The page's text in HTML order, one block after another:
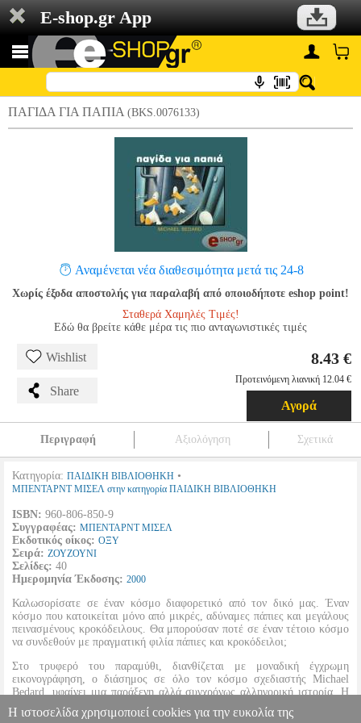
E-shop.gr App
ΠΑΓΙΔΑ ΓΙΑ ΠΑΠΙΑ (BKS.0076133)
Αναμένεται νέα διαθεσιμότητα μετά τις 24-8
Χωρίς έξοδα αποστολής για παραλαβή από οποιοδήποτε eshop point!
Σταθερά Χαμηλές Τιμές!
Εδώ θα βρείτε κάθε μέρα τις πιο ανταγωνιστικές τιμές
Wishlist
Share
8.43 €
Προτεινόμενη λιανική 12.04 €
Αγορά
Περιγραφή Αξιολόγηση Σχετικά
Κατηγορία: ΠΑΙΔΙΚΗ ΒΙΒΛΙΟΘΗΚΗ •
ΜΠΕΝΤΑΡΝΤ ΜΙΣΕΛ στην κατηγορία ΠΑΙΔΙΚΗ ΒΙΒΛΙΟΘΗΚΗ
ISBN: 960-806-850-9
Συγγραφέας: ΜΠΕΝΤΑΡΝΤ ΜΙΣΕΛ
Εκδοτικός οίκος: ΟΞΥ
Σειρά: ΖΟΥΖΟΥΝΙ
Σελίδες: 40
Ημερομηνία Έκδοσης: 2000
Καλωσορίσατε σε έναν κόσμο διαφορετικό από τον δικό μας. Έναν
κόσμο που κατοικείται μόνο από μικρές, αδύναμες πάπιες και μεγάλους
πεινασμένους κροκόδειλους. Θα μπορούσαν ποτέ σε έναν τέτοιο κόσμο
να συνδεθούν με πραγματική φιλία πάπιες και κροκόδειλοι;
Στο τρυφερό του παραμύθι, διανθίζεται με μοναδική έγχρωμη
εικονογράφηση, ο διάσημος σε όλο τον κόσμο σχεδιαστής Michael
Bedard, υφαίνει μια παράξενη αλλά συγχρόνως αλληγορική ιστορία. Η
παγίδα για παπιά αποτελεί έναν ξεχωριστό ύμνο στη φιλία και στο
δικαίωμα να ορίζεις μόνος σου τη ζωή σου.
Η ιστοσελίδα χρησιμοποιεί cookies για την ευκολία της